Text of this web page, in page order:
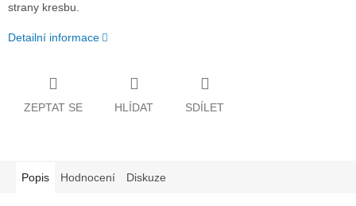
strany kresbu.
Detailní informace
ZEPTAT SE HLÍDAT SDÍLET
Popis Hodnocení Diskuze